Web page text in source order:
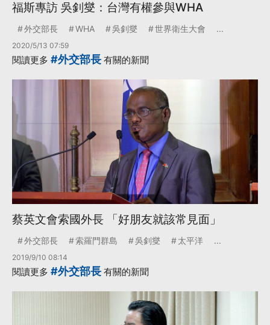
福斯專訪 吳釗燮：台灣有權參與WHA
外交部長 WHA 吳釗燮 世界衛生大會 ...
2020/5/13 07:59
閱讀更多 #外交部長 有關的新聞
蔡英文會索國外長 「好朋友就該常見面」
外交部長 索羅門群島 吳釗燮 太平洋 ...
2019/9/10 08:14
閱讀更多 #外交部長 有關的新聞